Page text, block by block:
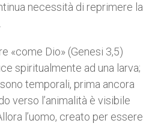
necessità di reprimere la
«come Dio» (Genesi 3,5)
spiritualmente ad una larva;
temporali, prima ancora
verso l’animalità è visibile
l’uomo, creato per essere